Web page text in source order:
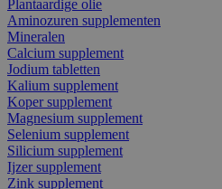
Plantaardige olie
Aminozuren supplementen
Mineralen
Calcium supplement
Jodium tabletten
Kalium supplement
Koper supplement
Magnesium supplement
Selenium supplement
Silicium supplement
Ijzer supplement
Zink supplement